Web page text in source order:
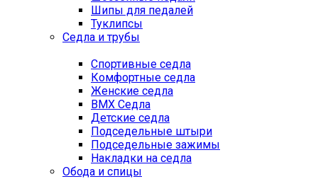
Шипы для педалей
Туклипсы
Седла и трубы
Спортивные седла
Комфортные седла
Женские седла
BMX Седла
Детские седла
Подседельные штыри
Подседельные зажимы
Накладки на седла
Обода и спицы